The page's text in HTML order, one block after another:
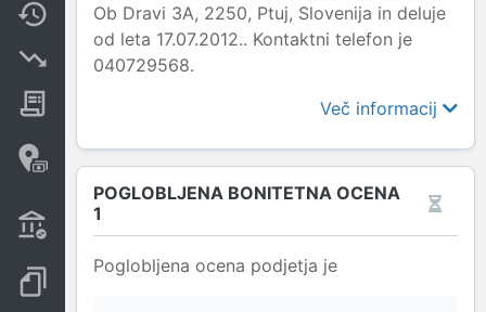
Spremembe
Insolvenčni postopki
Davčne oaze in sumljive
transakcije
Transakcije iz državnega
proračuna
Dokumenti in objave
Ob Dravi 3A, 2250, Ptuj, Slovenija in deluje
od leta 17.07.2012.. Kontaktni telefon je
040729568.
Več informacij
POGLOBLJENA BONITETNA OCENA
1
Poglobljena ocena podjetja je